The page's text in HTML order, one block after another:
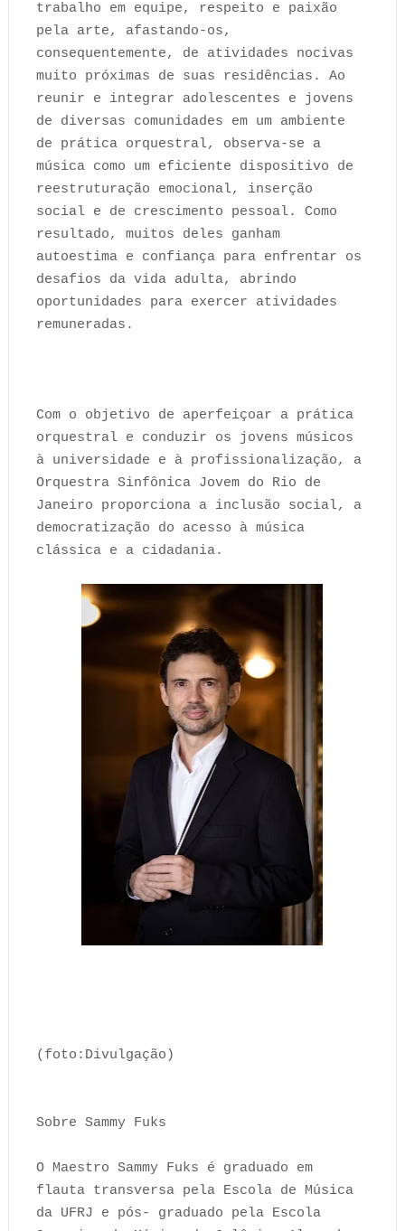
trabalho em equipe, respeito e paixão
pela arte, afastando-os,
consequentemente, de atividades nocivas
muito próximas de suas residências. Ao
reunir e integrar adolescentes e jovens
de diversas comunidades em um ambiente
de prática orquestral, observa-se a
música como um eficiente dispositivo de
reestruturação emocional, inserção
social e de crescimento pessoal. Como
resultado, muitos deles ganham
autoestima e confiança para enfrentar os
desafios da vida adulta, abrindo
oportunidades para exercer atividades
remuneradas.
Com o objetivo de aperfeiçoar a prática
orquestral e conduzir os jovens músicos
à universidade e à profissionalização, a
Orquestra Sinfônica Jovem do Rio de
Janeiro proporciona a inclusão social, a
democratização do acesso à música
clássica e a cidadania.
(foto:Divulgação)
Sobre Sammy Fuks
O Maestro Sammy Fuks é graduado em
flauta transversa pela Escola de Música
da UFRJ e pós- graduado pela Escola